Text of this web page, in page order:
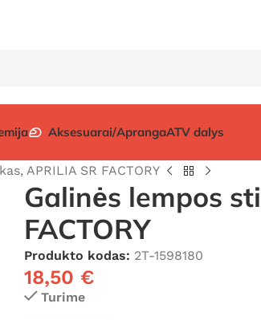
Aksesuarai/AprangaATV dalys
APRILIA SR FACTORY
Galinės lempos
FACTORY
Produkto kodas: 2T-1598180
18,50 €
Turime